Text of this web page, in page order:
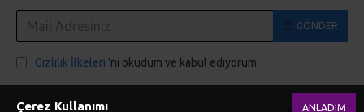
GÖNDER
Gizlilik İlkeleri 'ni okudum ve kabul ediyorum.
ANLADIM
Çerez Kullanımı